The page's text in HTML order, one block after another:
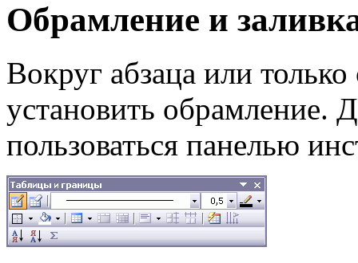
Обрамление и
Вокруг абзаца или
установить обрамление.
пользоваться панелью